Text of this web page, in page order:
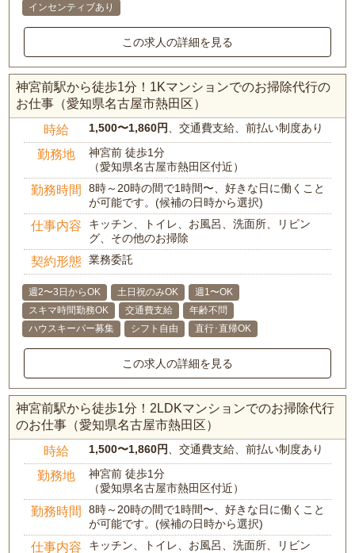
インセンティブあり
この求人の詳細を見る
神宮前駅から徒歩1分！1Kマンションでのお掃除代行の
お仕事（愛知県名古屋市熱田区）
時給 1,500〜1,860円 、交通費支給、前払い制度あり
勤務地
神宮前 徒歩1分
（愛知県名古屋市熱田区付近）
勤務時間
8時～20時の間で1時間〜、好きな日に働くこと
が可能です。(候補の日時から選択)
仕事内容
キッチン、トイレ、お風呂、洗面所、リビン
グ、その他のお掃除
契約形態 業務委託
週2〜3日からOK 土日祝のみOK
週1〜OK
スキマ時間勤務OK
交通費支給
年齢不問
ハウスキーパー募集
シフト自由 直行･直帰OK
この求人の詳細を見る
神宮前駅から徒歩1分！2LDKマンションでのお掃除代行
のお仕事（愛知県名古屋市熱田区）
時給 1,500〜1,860円 、交通費支給、前払い制度あり
勤務地
神宮前 徒歩1分
（愛知県名古屋市熱田区付近）
勤務時間
8時～20時の間で1時間〜、好きな日に働くこと
が可能です。(候補の日時から選択)
仕事内容
キッチン、トイレ、お風呂、洗面所、リビン